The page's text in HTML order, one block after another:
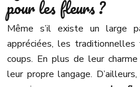
pour les fleurs ?
Même s’il existe un large
appréciées, les
coups. En plus de leur
leur propre langage.